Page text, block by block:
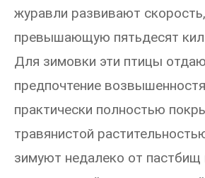
журавли развивают скорость,
превышающую пятьдесят
Для зимовки эти птицы
предпочтение
практически полностью
травянистой
зимуют недалеко от пастбищ